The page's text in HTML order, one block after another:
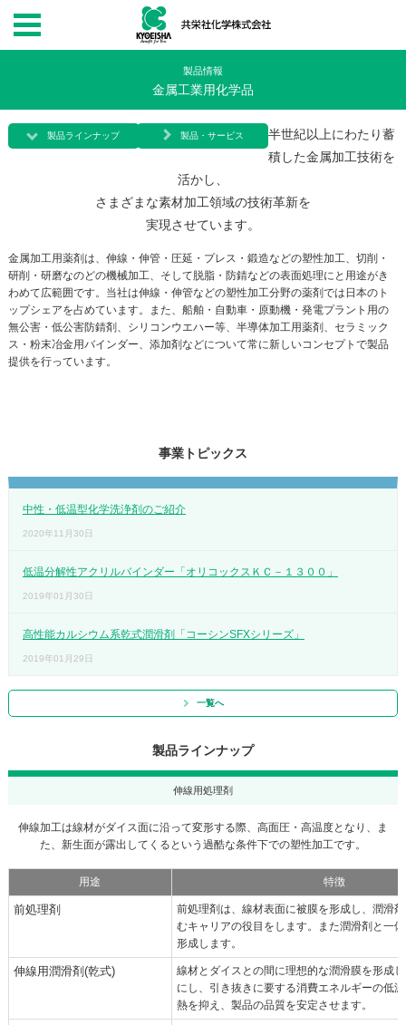
製品情報
金属工業用化学品
製品ラインナップ 製品・サービス
半世紀以上にわたり蓄
積した金属加工技術を
活かし、
さまざまな素材加工領域の技術革新を
実現させています。
金属加工用薬剤は、伸線・伸管・圧延・プレス・鍛造などの塑性加工、切削・
研削・研磨なのどの機械加工、そして脱脂・防錆などの表面処理にと用途がき
わめて広範囲です。当社は伸線・伸管などの塑性加工分野の薬剤では日本のト
ップシェアを占めています。また、船舶・自動車・原動機・発電プラント用の
無公害・低公害防錆剤、シリコンウエハー等、半導体加工用薬剤、セラミック
ス・粉末冶金用バインダー、添加剤などについて常に新しいコンセプトで製品
提供を行っています。
事業トピックス
中性・低温型化学洗浄剤のご紹介
2020年11月30日
低温分解性アクリルバインダー「オリコックスＫＣ－１３００」
2019年01月30日
高性能カルシウム系乾式潤滑剤「コーシンSFXシリーズ」
2019年01月29日
一覧へ
製品ラインナップ
伸線用処理剤
伸線加工は線材がダイス面に沿って変形する際、高面圧・高温度となり、ま
た、新生面が露出してくるという過酷な条件下での塑性加工です。
用途 特徴
前処理剤
前処理剤は、線材表面に被膜を形成し、潤滑
むキャリアの役目をします。また潤滑剤と一
形成します。
伸線用潤滑剤(乾式)
線材とダイスとの間に理想的な潤滑膜を形成
にし、引き抜きに要する消費エネルギーの低
熱を抑え、製品の品質を安定させます。